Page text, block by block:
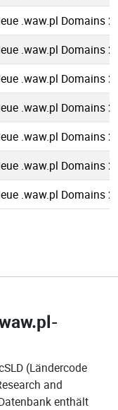
.waw.pl Domains
.waw.pl Domains
.waw.pl Domains
.waw.pl Domains
.waw.pl Domains
.waw.pl Domains
.waw.pl Domains
(Ländercode
and
enthält